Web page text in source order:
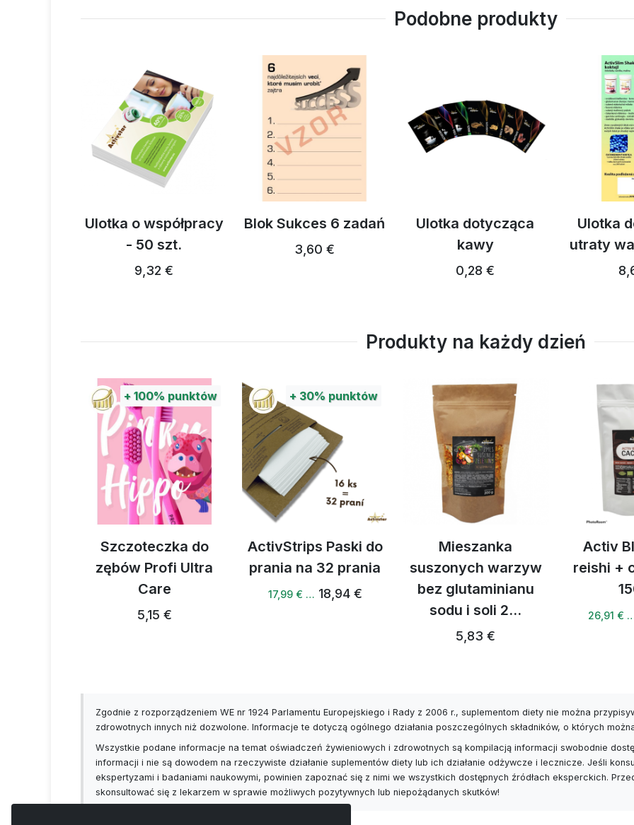
Podobne produkty
Ulotka o współpracy
- 50 szt.
9,32 €
Blok Sukces 6 zadań
3,60 €
Ulotka dotycząca
kawy
0,28 €
Ulotka
utraty
Produkty na każdy dzień
+ 100%punktów
Szczoteczka do
zębów Profi Ultra
Care
5,15 €
+ 30%punktów
ActivStrips Paski do
prania na 32 prania
17,99 € … 18,94 €
Mieszanka
suszonych warzyw
bez glutaminianu
sodu i soli 2...
5,83 €
Activ
reishi +
26,91 €
Zgodnie z rozporządzeniem WE nr 1924 Parlamentu Europejskiego i Rady z 2006 r., suplementom diety nie można
zdrowotnych innych niż dozwolone. Informacje te dotyczą ogólnego działania poszczególnych składników, o których
Wszystkie podane informacje na temat oświadczeń żywieniowych i zdrowotnych są kompilacją informacji swobodnie
informacji i nie są dowodem na rzeczywiste działanie suplementów diety lub ich działanie odżywcze i lecznicze. Jeśli
ekspertyzami i badaniami naukowymi, powinien zapoznać się z nimi we wszystkich dostępnych źródłach eksperckich.
skonsultować się z lekarzem w sprawie możliwych pozytywnych lub niepożądanych skutków!